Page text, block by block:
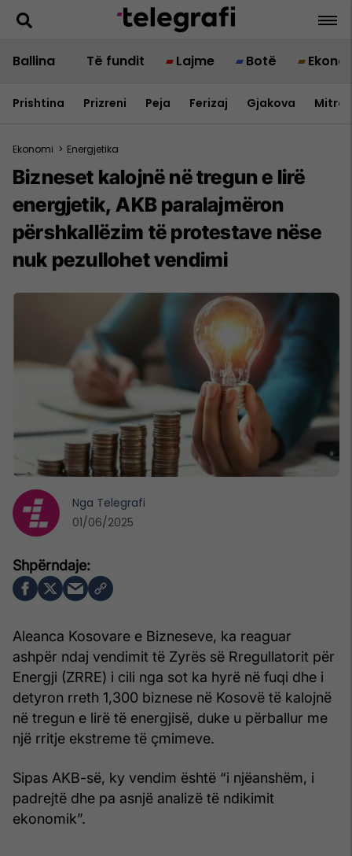
Ballina Të fundit Lajme Botë
Prishtina Prizreni Peja Ferizaj Gjakova
Ekonomi > Energjetika
Bizneset kalojnë në tregun e lirë
energjetik, AKB paralajmëron
përshkallëzim të protestave nëse
nuk pezullohet vendimi
Aleanca Kosovare e Bizneseve, ka reaguar
ashpër ndaj vendimit të Zyrës së Rregullatorit për
Energji (ZRRE) i cili nga sot ka hyrë në fuqi dhe i
detyron rreth 1,300 biznese në Kosovë të kalojnë
në tregun e lirë të energjisë, duke u përballur me
një rritje ekstreme të çmimeve.
Sipas AKB-së, ky vendim është “i njëanshëm, i
padrejtë dhe pa asnjë analizë të ndikimit
ekonomik”.
Nga Telegrafi
01/06/2025